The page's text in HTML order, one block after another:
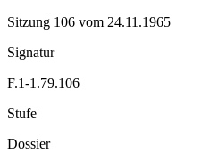
Sitzung 106 vom 24.11.1965
Signatur
F.1-1.79.106
Stufe
Dossier